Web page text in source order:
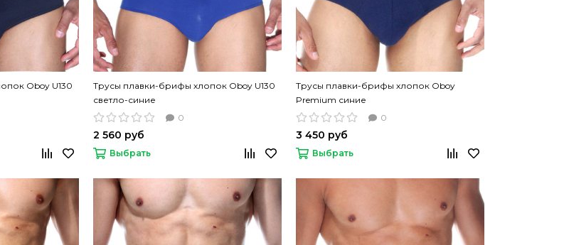
Oboy U130
Трусы плавки-брифы хлопок Oboy U130
светло-синие
0
2 560 руб
Выбрать
Трусы плавки-брифы хлопок Oboy
Premium синие
0
3 450 руб
Выбрать